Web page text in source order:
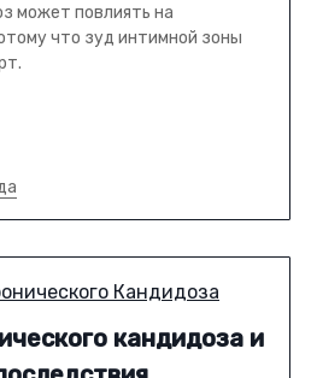
может повлиять на
что зуд интимной зоны
кандидоза и